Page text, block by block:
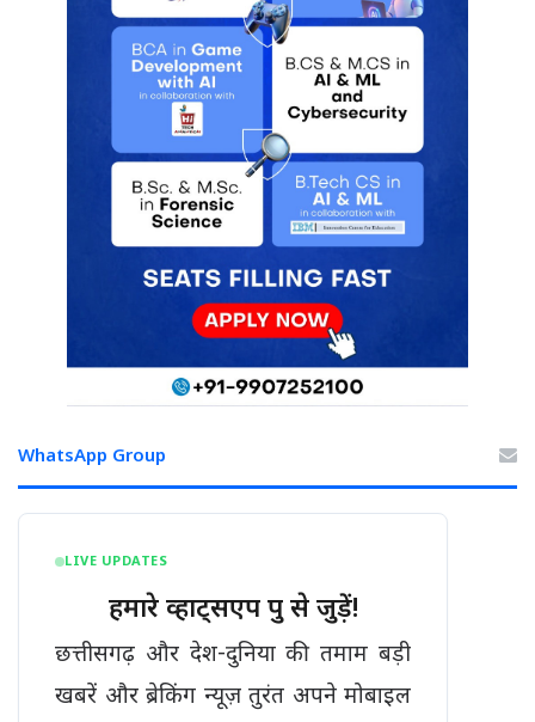
WhatsApp Group
LIVE UPDATES
हमारे व्हाट्सएप ग्रुप से जुड़ें!
छत्तीसगढ़ और देश-दुनिया की तमाम बड़ी
खबरें और ब्रेकिंग न्यूज़ तुरंत अपने मोबाइल